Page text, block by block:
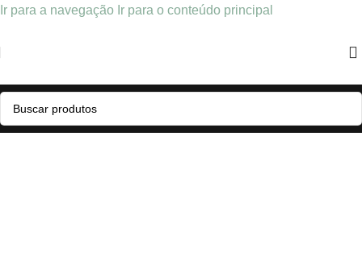
Ir para a navegação Ir para o conteúdo principal